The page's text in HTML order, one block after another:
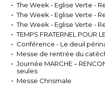
The Week - Eglise Verte -
The Week - Eglise Verte -
The Week - Eglise Verte -
TEMPS FRATERNEL POUR
Conférence - Le deuil
Messe de rentrée du
Journée MARCHE –
seules
Messe Chrismale